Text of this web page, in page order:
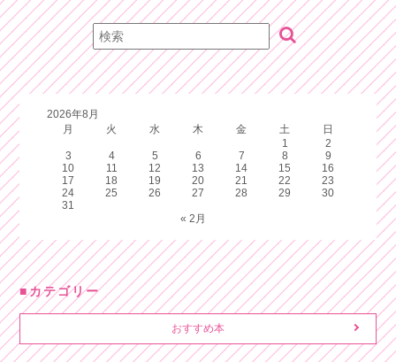
2026年8月
月
火 水 木 金 土
日
1
2
3
4 5 6 7 8
9
10
11 12 13 14 15
16
17
18 19 20 21 22
23
24
25 26 27 28 29
30
31
« 2月
カテゴリー
おすすめ本